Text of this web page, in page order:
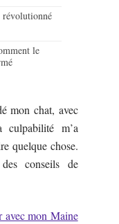
révolutionné
le
mon chat, avec
m’a
quelque chose.
conseils de
avec mon Maine